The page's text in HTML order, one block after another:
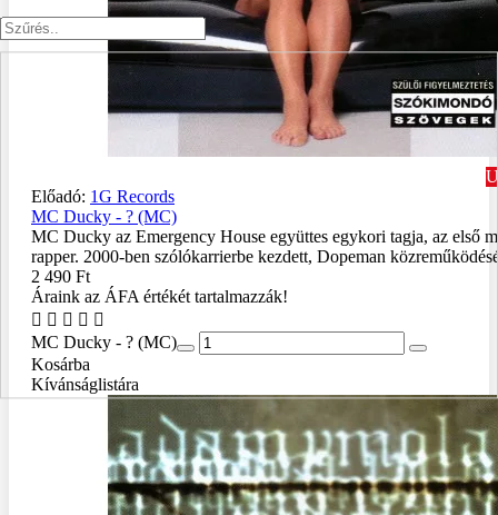
Előadó: 1G Records
MC Ducky - ? (MC)
MC Ducky az Emergency House együttes egykori tagja, az első
rapper. 2000-ben szólókarrierbe kezdett, Dopeman
2 490 Ft
Áraink az ÁFA értékét tartalmazzák!
MC Ducky - ? (MC)
Kosárba
Kívánságlistára